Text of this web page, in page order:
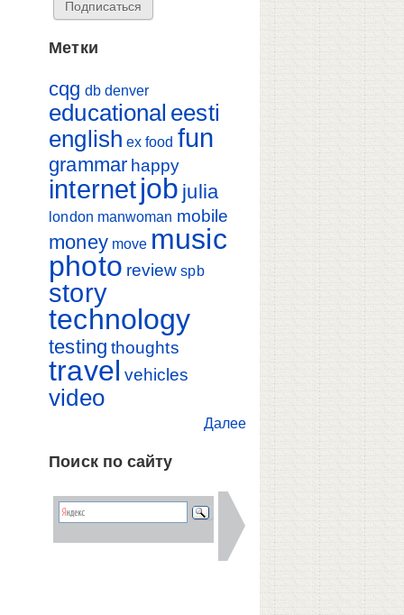
Метки
cqg db denver
educational eesti
english ex food fun
grammar happy
internetjob julia
london manwoman mobile
money move music
photo review spb
story
technology
testing thoughts
travel vehicles
video
Далее
Поиск по сайту